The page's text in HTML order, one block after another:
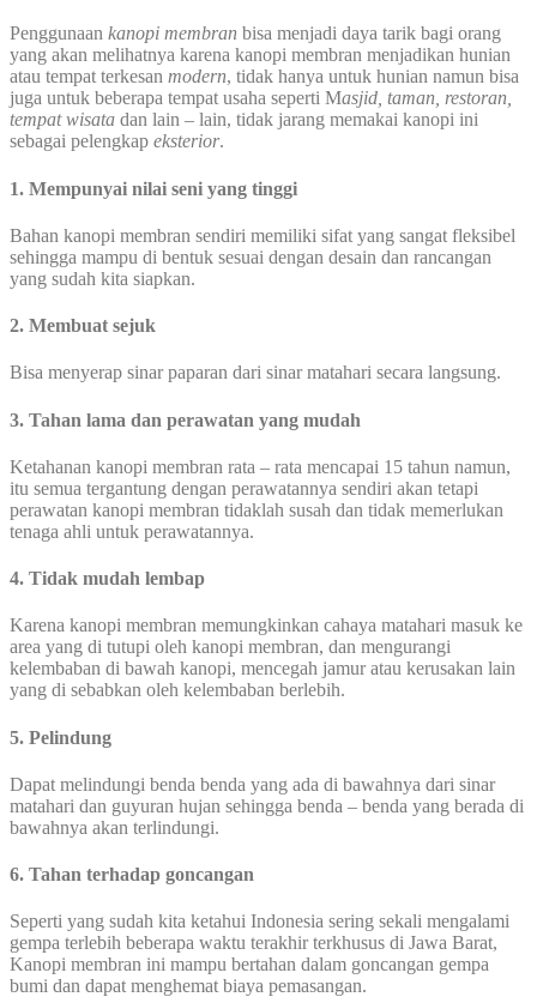
Penggunaan kanopi membran bisa menjadi daya tarik bagi orang
yang akan melihatnya karena kanopi membran menjadikan hunian
atau tempat terkesan modern, tidak hanya untuk hunian namun bisa
juga untuk beberapa tempat usaha seperti Masjid, taman, restoran,
tempat wisata dan lain – lain, tidak jarang memakai kanopi ini
sebagai pelengkap eksterior.
1. Mempunyai nilai seni yang tinggi
Bahan kanopi membran sendiri memiliki sifat yang sangat fleksibel
sehingga mampu di bentuk sesuai dengan desain dan rancangan
yang sudah kita siapkan.
2. Membuat sejuk
Bisa menyerap sinar paparan dari sinar matahari secara langsung.
3. Tahan lama dan perawatan yang mudah
Ketahanan kanopi membran rata – rata mencapai 15 tahun namun,
itu semua tergantung dengan perawatannya sendiri akan tetapi
perawatan kanopi membran tidaklah susah dan tidak memerlukan
tenaga ahli untuk perawatannya.
4. Tidak mudah lembap
Karena kanopi membran memungkinkan cahaya matahari masuk ke
area yang di tutupi oleh kanopi membran, dan mengurangi
kelembaban di bawah kanopi, mencegah jamur atau kerusakan lain
yang di sebabkan oleh kelembaban berlebih.
5. Pelindung
Dapat melindungi benda benda yang ada di bawahnya dari sinar
matahari dan guyuran hujan sehingga benda – benda yang berada di
bawahnya akan terlindungi.
6. Tahan terhadap goncangan
Seperti yang sudah kita ketahui Indonesia sering sekali mengalami
gempa terlebih beberapa waktu terakhir terkhusus di Jawa Barat,
Kanopi membran ini mampu bertahan dalam goncangan gempa
bumi dan dapat menghemat biaya pemasangan.